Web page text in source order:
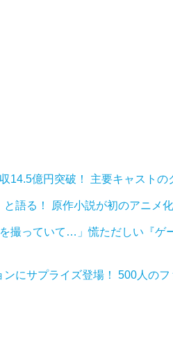
14.5億円突破！ 主要キャストの
語る！ 原作小説が初のアニメ
撮っていて…」慌ただしい『ゲ
にサプライズ登場！ 500人の